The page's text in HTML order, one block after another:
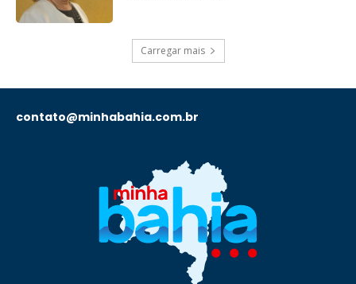
Carregar mais
contato@minhabahia.com.br